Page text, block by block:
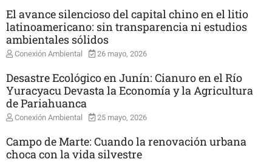
El avance silencioso del capital chino en el litio
latinoamericano: sin transparencia ni estudios
ambientales sólidos
Conexión Ambiental 26 mayo, 2026
Desastre Ecológico en Junín: Cianuro en el Río
Yuracyacu Devasta la Economía y la Agricultura
de Pariahuanca
Conexión Ambiental 25 mayo, 2026
Campo de Marte: Cuando la renovación urbana
choca con la vida silvestre